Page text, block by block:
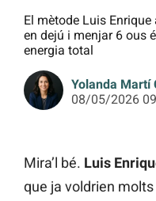
El mètode Luis
en dejú i menjar 6 ous
energia total
Yolanda Martí
08/05/2026
Mira’l bé. Luis
que ja voldrien